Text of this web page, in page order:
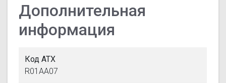
Дополнительная
информация
Код АТХ
R01AA07